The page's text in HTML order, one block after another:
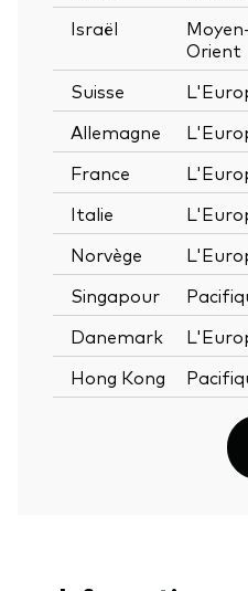
Israël
Moyen-
Orient
Suisse
Allemagne
France
Italie
Norvège
Singapour
Danemark
Hong Kong